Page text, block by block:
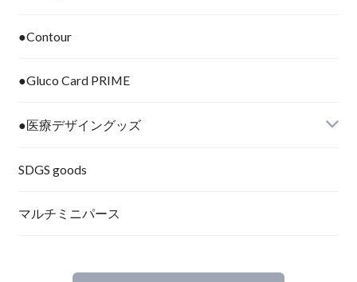
●Contour
●Gluco Card PRIME
●医療デザイングッズ
SDGS goods
マルチミニパース